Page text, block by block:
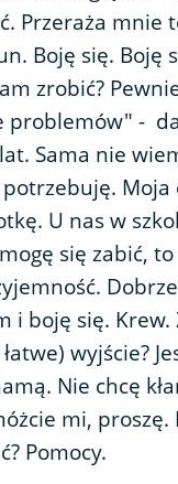
Przeraża mnie
Boję się. Boję
zrobić?
problemów" -
Sama nie
U nas w
się zabić,
i boję się.
wyjście?
Nie chcę
mi,
Pomocy.